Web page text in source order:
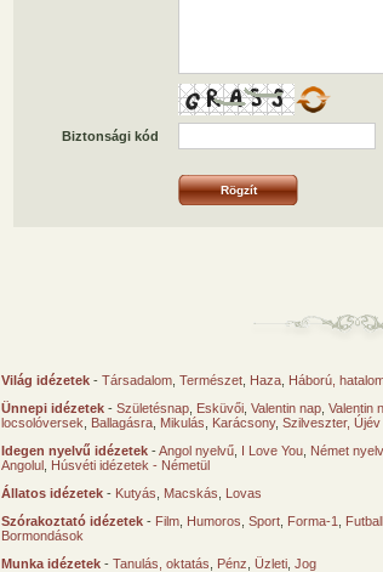
Biztonsági kód
Világ idézetek - Társadalom Természet Haza Háború,
Ünnepi idézetek - Születésnap Esküvői Valentin nap Valentin
locsolóversek
Ballagásra Mikulás Karácsony, Szilveszter, Újév
Idegen nyelvű idézetek -Angol nyelvű I Love You Német
Angolul Húsvéti idézetek - Németül
Állatos idézetek - Kutyás Macskás
Lovas
Szórakoztató idézetek - Film Humoros Sport Forma-1
Bormondások
Munka idézetek - Tanulás, oktatás Pénz Üzleti Jog